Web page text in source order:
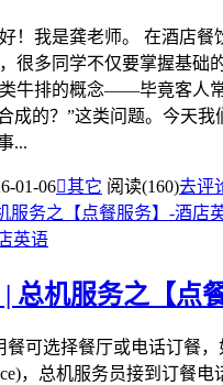
！我是龚老师。 在酒店餐
很多同学不仅要掌握基础
牛排的概念——毕竟客人
成的？”这类问题。今天我
...
01-06其它 阅读(160)去评
总机服务之【点
餐可选择餐厅或电话订餐
，总机服务员接到订餐电